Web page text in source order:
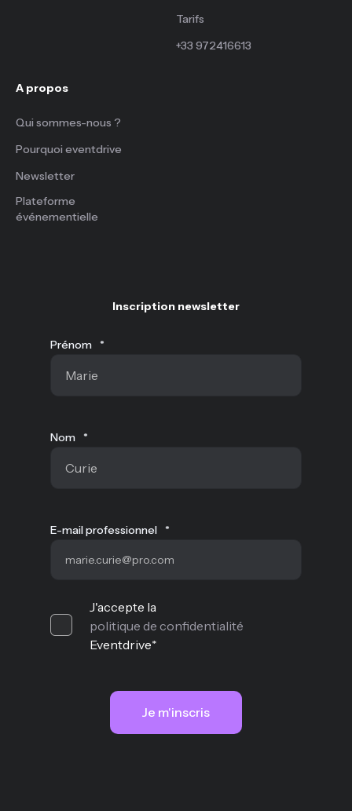
Tarifs
+33 972416613
A propos
Qui sommes-nous ?
Pourquoi eventdrive
Newsletter
Plateforme
événementielle
Inscription newsletter
Prénom *
Nom *
E-mail professionnel *
J'accepte la
politique de confidentialité
Eventdrive*